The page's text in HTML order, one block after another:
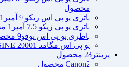
محصول
باتری یو پی اس زیکو 9 آمپر
1 محصول
باتری یو پی زیکو 7.5 آمپر
1 محصول
باطری یو پی اس یوفو9 محصول
یو پی اس مگامد GATESINE 2000 1 محصول
پرینتر 28 محصول
Canon2 محصول